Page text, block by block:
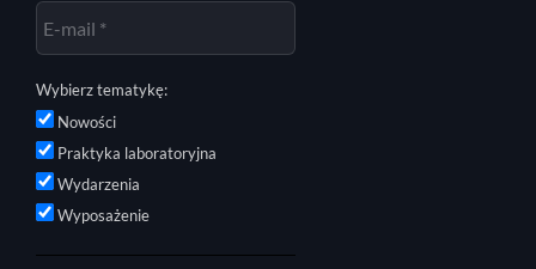
Wybierz tematykę:
Nowości
Praktyka laboratoryjna
Wydarzenia
Wyposażenie